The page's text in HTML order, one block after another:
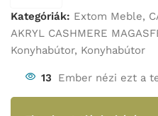
Kategóriák: Extom Meble,
AKRYL CASHMERE
Konyhabútor, Konyhabútor
13 Ember nézi ezt a